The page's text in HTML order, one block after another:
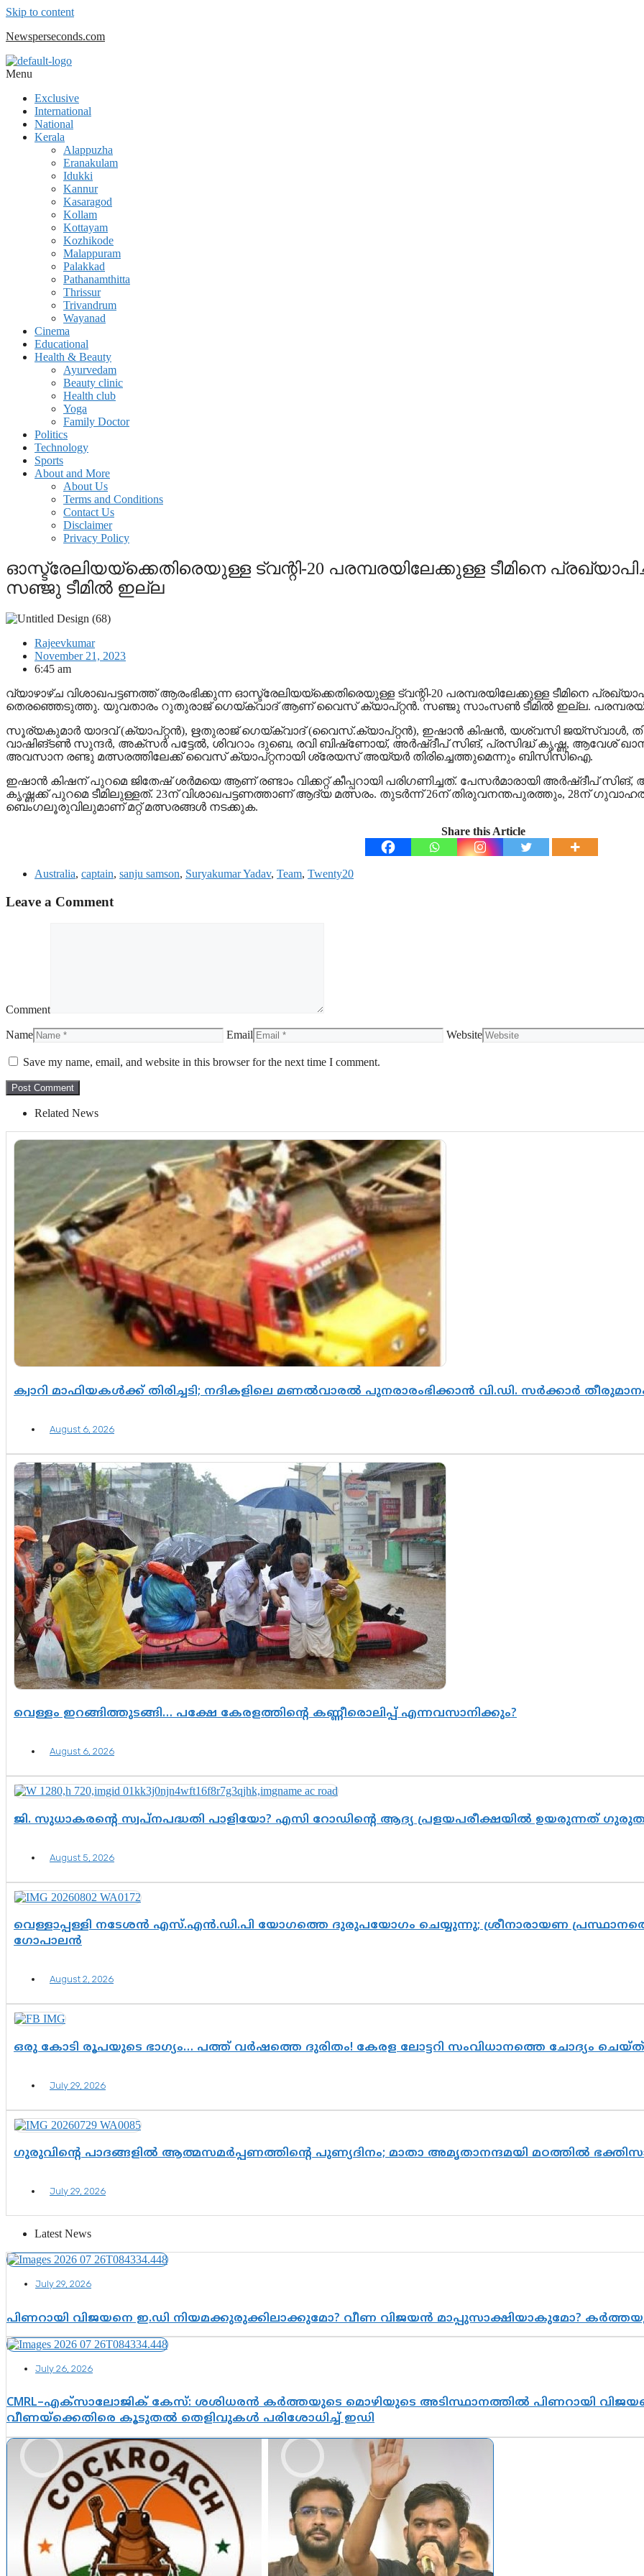
Skip to content
Newsperseconds.com
Menu
Exclusive
International
National
Kerala
Alappuzha
Eranakulam
Idukki
Kannur
Kasaragod
Kollam
Kottayam
Kozhikode
Malappuram
Palakkad
Pathanamthitta
Thrissur
Trivandrum
Wayanad
Cinema
Educational
Health & Beauty
Ayurvedam
Beauty clinic
Health club
Yoga
Family Doctor
Politics
Technology
Sports
About and More
About Us
Terms and Conditions
Contact Us
Disclaimer
Privacy Policy
ഓസ്ട്രേലിയയ്ക്കെതിരെയുള്ള ട്വന്റി-20 പരമ്പരയിലേക്കുള്ള ടീമിനെ
സഞ്ജു ടീമില്‍ ഇല്ല
Rajeevkumar
November 21, 2023
6:45 am
വ്യാഴാഴ്ച വിശാഖപട്ടണത്ത് ആരംഭിക്കുന്ന ഓസ്ട്രേലിയയ്ക്കെതിരെയുള്ള ട്വന്റി-20 പരമ്പരയിലേക്കുള്ള ടീമിനെ
തെരഞ്ഞെടുത്തു. യുവതാരം റുതുരാജ് ഗെയ്ക്‌വാദ് ആണ് വൈസ് ക്യാപ്റ്റന്‍. സഞ്ജു സാംസണ്‍ ടീമില്‍ ഇല്ല.
സൂര്യകുമാര്‍ യാദവ് (ക്യാപ്റ്റന്‍), ഋതുരാജ് ഗെയ്ക്വാദ് (വൈസ്.ക്യാപ്റ്റന്‍), ഇഷാന്‍ കിഷന്‍, യശ്വസി ജയ്‌സ്വാള്‍, തിലക്
വാഷിങ്ടണ്‍ സുന്ദര്‍, അക്‌സര്‍ പട്ടേല്‍, ശിവറാം ദുബെ, രവി ബിഷ്‌ണോയ്, അര്‍ഷ്ദീപ് സിങ്, പ്രസിദ്ധ് കൃഷ്ണ, ആവേശ് ഖാന്‍,
അവസാന രണ്ടു മത്സരത്തിലേക്ക് വൈസ് ക്യാപ്റ്റനായി ശ്രേയസ് അയ്യര്‍ തിരിച്ചെത്തുമെന്നും ബിസിസിഐ.
ഇഷാന്‍ കിഷന് പുറമെ ജിതേഷ് ശര്‍മയെ ആണ് രണ്ടാം വിക്കറ്റ് കീപ്പറായി പരിഗണിച്ചത്. പേസര്‍മാരായി അര്‍ഷ്ദീപ്
കൃഷ്ണക്ക് പുറമെ ടീമിലുള്ളത്. 23ന് വിശാഖപട്ടണത്താണ് ആദ്യ മത്സരം. തുടർന്ന് 26ന് തിരുവനന്തപുരത്തും, 28ന്
ബെംഗലൂരുവിലുമാണ് മറ്റ് മത്സരങ്ങള്‍ നടക്കുക.
Share this Article
Australia, captain, sanju samson, Suryakumar Yadav, Team, Twenty20
Leave a Comment
Comment
Name Email Website
Save my name, email, and website in this browser for the next time I comment.
Related News
ക്വാറി മാഫിയകൾക്ക് തിരിച്ചടി; നദികളിലെ മണൽവാരൽ പുനരാരംഭിക്കാൻ വി.ഡി. സർക്കാർ
August 6, 2026
വെള്ളം ഇറങ്ങിത്തുടങ്ങി… പക്ഷേ കേരളത്തിന്റെ കണ്ണീരൊലിപ്പ് എന്നവസാനിക്കും?
August 6, 2026
ജി. സുധാകരന്റെ സ്വപ്നപദ്ധതി പാളിയോ? എസി റോഡിന്റെ ആദ്യ പ്രളയപരീക്ഷയിൽ ഉയരുന്നത്
August 5, 2026
വെള്ളാപ്പള്ളി നടേശൻ എസ്.എൻ.ഡി.പി യോഗത്തെ ദുരുപയോഗം ചെയ്യുന്നു; ശ്രീനാരായണ
ഗോപാലൻ
August 2, 2026
ഒരു കോടി രൂപയുടെ ഭാഗ്യം… പത്ത് വർഷത്തെ ദുരിതം! കേരള ലോട്ടറി സംവിധാനത്തെ ചോദ്യം
July 29, 2026
ഗുരുവിന്റെ പാദങ്ങളിൽ ആത്മസമർപ്പണത്തിന്റെ പുണ്യദിനം; മാതാ അമൃതാനന്ദമയി മഠത്തിൽ
July 29, 2026
Latest News
July 29, 2026
പിണറായി വിജയനെ ഇ.ഡി നിയമക്കുരുക്കിലാക്കുമോ? വീണ വിജയൻ മാപ്പുസാക്ഷിയാകുമോ?
July 26, 2026
CMRL–എക്‌സാലോജിക് കേസ്: ശശിധരൻ കർത്തയുടെ മൊഴിയുടെ അടിസ്ഥാനത്തിൽ പിണറായി
വീണയ്‌ക്കെതിരെ കൂടുതൽ തെളിവുകൾ പരിശോധിച്ച് ഇഡി